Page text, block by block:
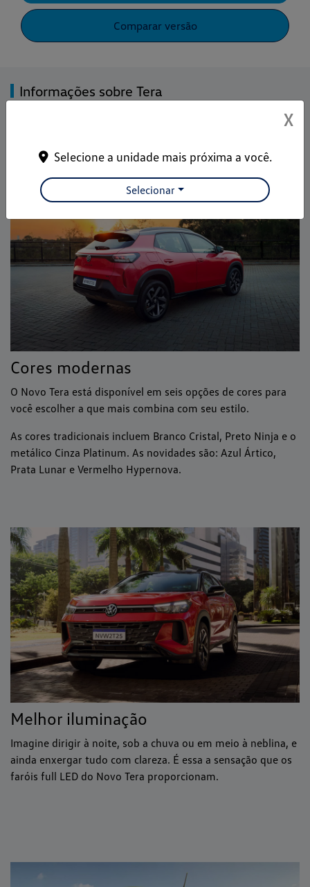
Comparar versão
Informações sobre Tera
Cores modernas
O Novo Tera está disponível em seis opções de cores para
você escolher a que mais combina com seu estilo.
As cores tradicionais incluem Branco Cristal, Preto Ninja e o
metálico Cinza Platinum. As novidades são: Azul Ártico,
Prata Lunar e Vermelho Hypernova.
Melhor iluminação
Imagine dirigir à noite, sob a chuva ou em meio à neblina, e
ainda enxergar tudo com clareza. É essa a sensação que os
faróis full LED do Novo Tera proporcionam.
X
Selecione a unidade mais próxima a você.
Selecionar